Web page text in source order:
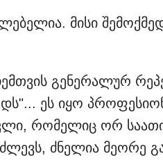
მისი
გენერალურ
ეს იყო
რომელიც ორ
ძნელია მეორე